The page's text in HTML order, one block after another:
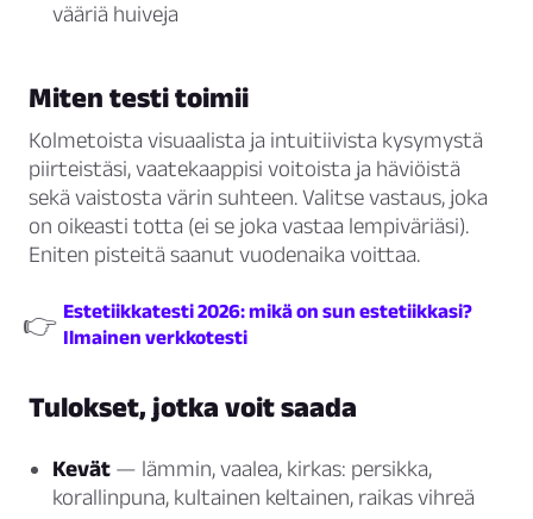
vääriä huiveja
Miten testi toimii
Kolmetoista visuaalista ja intuitiivista kysymystä
piirteistäsi, vaatekaappisi voitoista ja häviöistä
sekä vaistosta värin suhteen. Valitse vastaus, joka
on oikeasti totta (ei se joka vastaa lempiväriäsi).
Eniten pisteitä saanut vuodenaika voittaa.
👉 Estetiikkatesti 2026: mikä on sun estetiikkasi?
Ilmainen verkkotesti
Tulokset, jotka voit saada
Kevät — lämmin, vaalea, kirkas: persikka,
korallinpuna, kultainen keltainen, raikas vihreä